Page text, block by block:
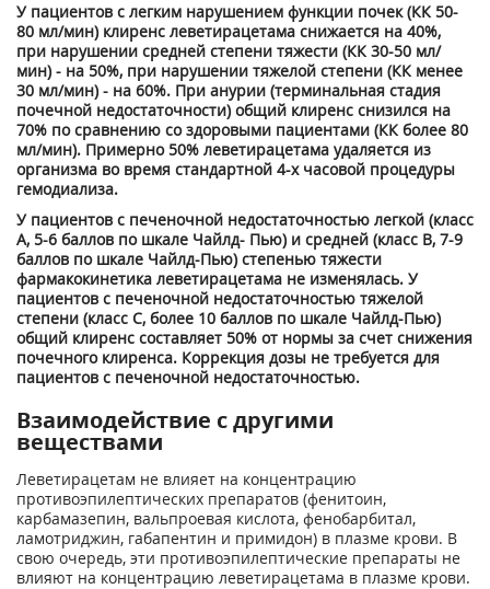
У пациентов с легким нарушением функции почек (КК 50-
80 мл/мин) клиренс леветирацетама снижается на 40%,
при нарушении средней степени тяжести (КК 30-50 мл/
мин) - на 50%, при нарушении тяжелой степени (КК менее
30 мл/мин) - на 60%. При анурии (терминальная стадия
почечной недостаточности) общий клиренс снизился на
70% по сравнению со здоровыми пациентами (КК более 80
мл/мин). Примерно 50% леветирацетама удаляется из
организма во время стандартной 4-х часовой процедуры
гемодиализа.
У пациентов с печеночной недостаточностью легкой (класс
А, 5-6 баллов по шкале Чайлд- Пью) и средней (класс В, 7-9
баллов по шкале Чайлд-Пью) степенью тяжести
фармакокинетика леветирацетама не изменялась. У
пациентов с печеночной недостаточностью тяжелой
степени (класс С, более 10 баллов по шкале Чайлд-Пью)
общий клиренс составляет 50% от нормы за счет снижения
почечного клиренса. Коррекция дозы не требуется для
пациентов с печеночной недостаточностью.
Взаимодействие с другими
веществами
Леветирацетам не влияет на концентрацию
противоэпилептических препаратов (фенитоин,
карбамазепин, вальпроевая кислота, фенобарбитал,
ламотриджин, габапентин и примидон) в плазме крови. В
свою очередь, эти противоэпилептические препараты не
влияют на концентрацию леветирацетама в плазме крови.